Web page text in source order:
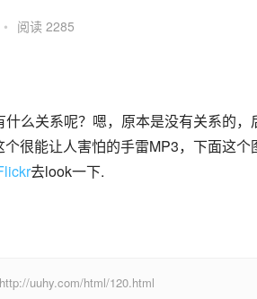
• 阅读 2285
什么关系呢？嗯，原本是没有关系的
很能让人害怕的手雷MP3，下面这
去look一下.
uuhy.com/html/120.html